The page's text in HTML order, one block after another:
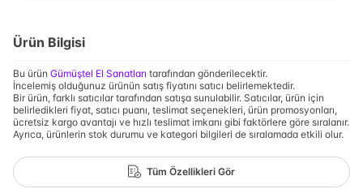
Ürün Bilgisi
Bu ürün Gümüştel El Sanatları tarafından gönderilecektir.
İncelemiş olduğunuz ürünün satış fiyatını satıcı belirlemektedir.
Bir ürün, farklı satıcılar tarafından satışa sunulabilir. Satıcılar, ürün için
belirledikleri fiyat, satıcı puanı, teslimat seçenekleri, ürün promosyonları,
ücretsiz kargo avantajı ve hızlı teslimat imkanı gibi faktörlere göre sıralanır.
Ayrıca, ürünlerin stok durumu ve kategori bilgileri de sıralamada etkili olur.
Tüm Özellikleri Gör